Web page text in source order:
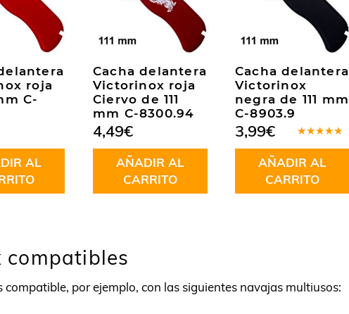
roja
C-
AL
Cacha delantera
Victorinox roja
Ciervo de 111
mm C-8300.94
4,49€
AÑADIR AL
CARRITO
Cacha delantera
Victorinox
negra de 111 mm
C-8903.9
en5.00de
5
3,99€
AÑADIR AL
CARRITO
compatibles
por ejemplo, con las siguientes navajas multiusos: